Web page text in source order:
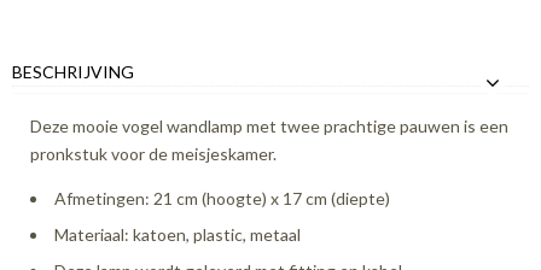
BESCHRIJVING
Deze mooie vogel wandlamp met twee prachtige pauwen is een
pronkstuk voor de meisjeskamer.
Afmetingen: 21 cm (hoogte) x 17 cm (diepte)
Materiaal: katoen, plastic, metaal